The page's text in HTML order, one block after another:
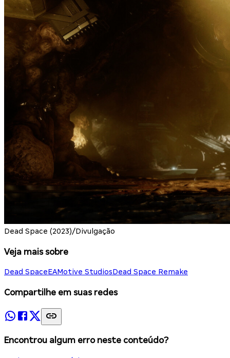
Dead Space (2023)/Divulgação
Veja mais sobre
Dead SpaceEAMotive StudiosDead Space Remake
Compartilhe em suas redes
Encontrou algum erro neste conteúdo?